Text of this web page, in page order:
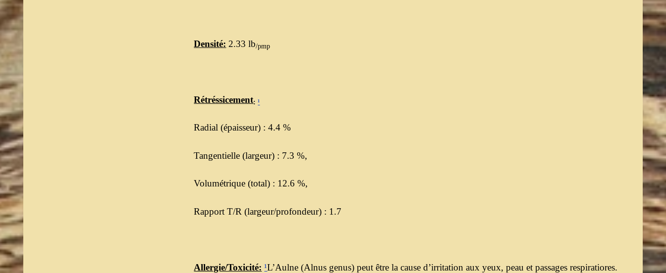
Densité: 2.33 lb/pmp
Rétréssicement:¹
Radial (épaisseur) : 4.4 %
Tangentielle (largeur) : 7.3 %,
Volumétrique (total) : 12.6 %,
Rapport T/R (largeur/profondeur) : 1.7
Allergie/Toxicité: ¹L’Aulne (Alnus genus) peut être la cause d’irritation aux yeux, peau et passages respiratiores.